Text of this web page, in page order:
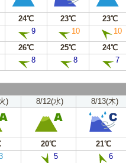
24℃ 23℃
23℃
9 10 10
26℃ 25℃
24℃
8 8 7
) 8/12(水) 8/13(木)
20℃
21℃
5 6